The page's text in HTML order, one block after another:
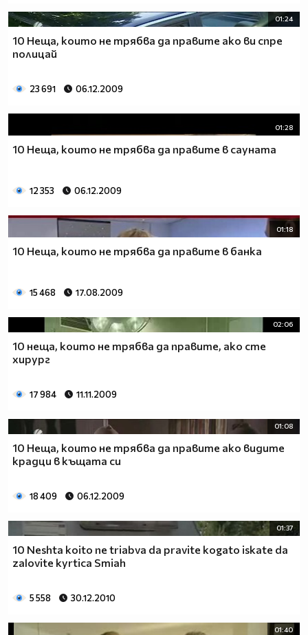
01:24
10 Неща, които не трябва да правите ако ви спре
полицай
23 691 06.12.2009
01:28
10 Неща, които не трябва да правите в сауната
12 353 06.12.2009
01:18
10 Неща, които не трябва да правите в банка
15 468 17.08.2009
02:06
10 неща, които не трябва да правите, ако сте
хирург
17 984 11.11.2009
01:08
10 Неща, които не трябва да правите ако видите
крадци в къщата си
18 409 06.12.2009
01:37
10 Neshta koito ne triabva da pravite kogato iskate da
zalovite kyrtica Smiah
5 558 30.12.2010
01:40